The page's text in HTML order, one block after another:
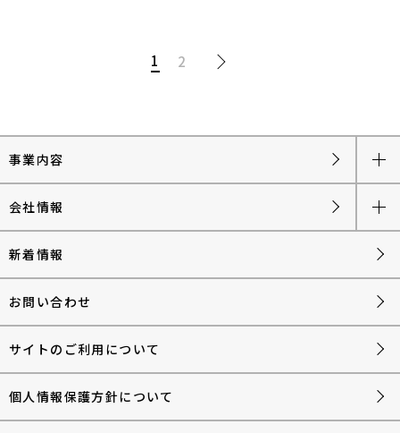
1 2
事業内容
会社情報
新着情報
お問い合わせ
サイトのご利用について
個人情報保護方針について